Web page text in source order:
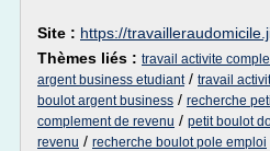
Site : https://
Thèmes liés : travail activite
argent business etudiant/ travail
boulot argent business / recherche
complement de revenu / petit boulot
revenu / recherche boulot pole emploi